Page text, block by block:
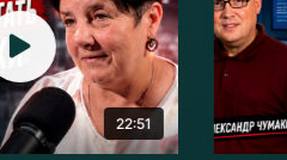
22:51